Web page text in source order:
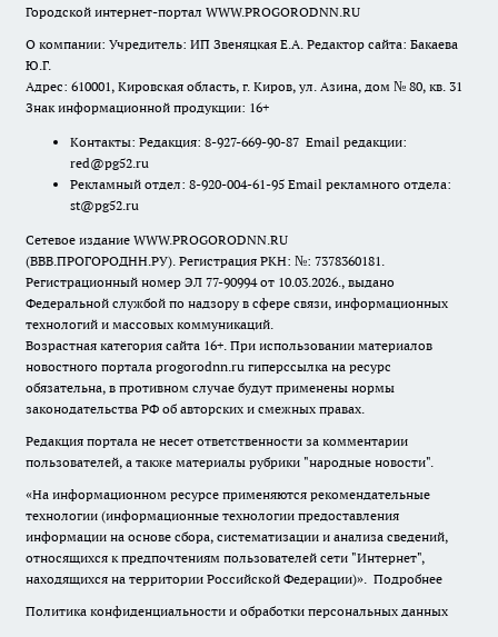
Городской интернет-портал WWW.PROGORODNN.RU
О компании: Учредитель: ИП Звеняцкая Е.А. Редактор сайта: Бакаева
Ю.Г.
Адрес: 610001, Кировская область, г. Киров, ул. Азина, дом № 80, кв. 31
Знак информационной продукции: 16+
Контакты: Редакция: 8-927-669-90-87 Email редакции:
red@pg52.ru
Рекламный отдел: 8-920-004-61-95 Email рекламного отдела:
st@pg52.ru
Сетевое издание WWW.PROGORODNN.RU
(ВВВ.ПРОГОРОДНН.РУ). Регистрация РКН: №: 7378360181.
Регистрационный номер ЭЛ 77-90994 от 10.03.2026., выдано
Федеральной службой по надзору в сфере связи, информационных
технологий и массовых коммуникаций.
Возрастная категория сайта 16+. При использовании материалов
новостного портала progorodnn.ru гиперссылка на ресурс
обязательна, в противном случае будут применены нормы
законодательства РФ об авторских и смежных правах.
Редакция портала не несет ответственности за комментарии
пользователей, а также материалы рубрики "народные новости".
«На информационном ресурсе применяются рекомендательные
технологии (информационные технологии предоставления
информации на основе сбора, систематизации и анализа сведений,
относящихся к предпочтениям пользователей сети "Интернет",
находящихся на территории Российской Федерации)». Подробнее
Политика конфиденциальности и обработки персональных данных